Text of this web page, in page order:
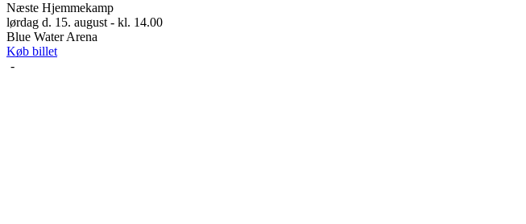
Næste Hjemmekamp
lørdag d. 15. august - kl. 14.00
Blue Water Arena
Køb billet
-